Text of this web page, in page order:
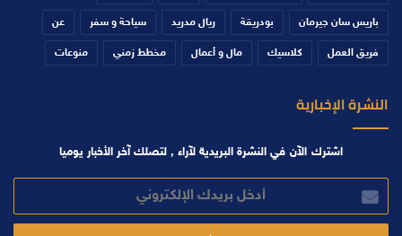
باريس سان جيرمان بودريقة ريال مدريد سياحة و سفر عن
فريق العمل كلاسيك مال و أعمال مخطط زمني منوعات
النشرة الإخبارية
اشترك الآن في النشرة البريدية لآراء , لتصلك آخر الأخبار يوميا
بريدك
الإلكتروني